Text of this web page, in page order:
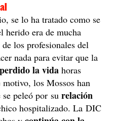
se lo ha tratado como se
herido era de mucha
los profesionales del
nada para evitar que la
perdido la vida horas
motivo, los Mossos han
peleó por su relación
hospitalizado. La DIC